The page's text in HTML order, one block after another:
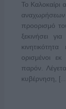
Το Καλοκαίρι
προορισμό
ξεκινήσει
ορισμένοι
παρόν.
κυβέρνηση,